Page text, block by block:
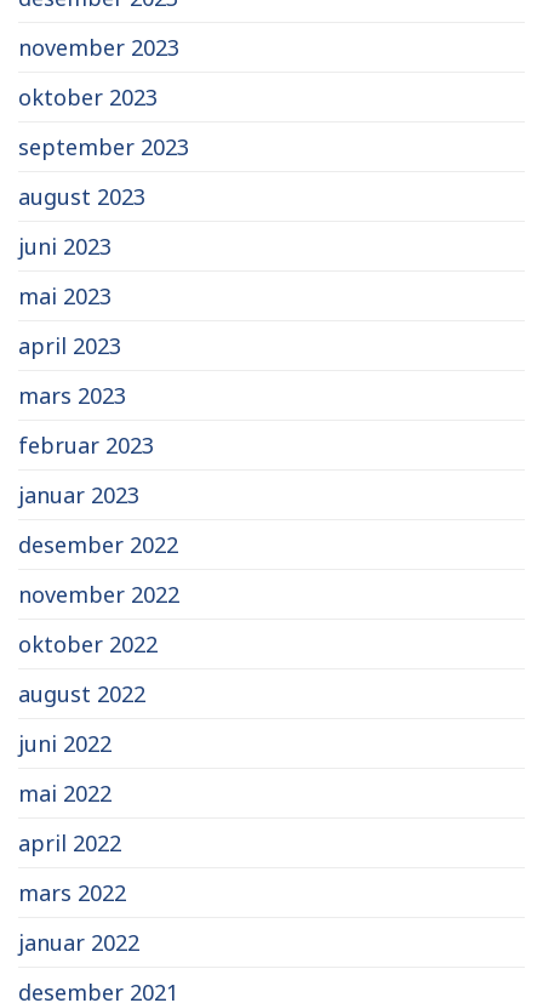
november 2023
oktober 2023
september 2023
august 2023
juni 2023
mai 2023
april 2023
mars 2023
februar 2023
januar 2023
desember 2022
november 2022
oktober 2022
august 2022
juni 2022
mai 2022
april 2022
mars 2022
januar 2022
desember 2021